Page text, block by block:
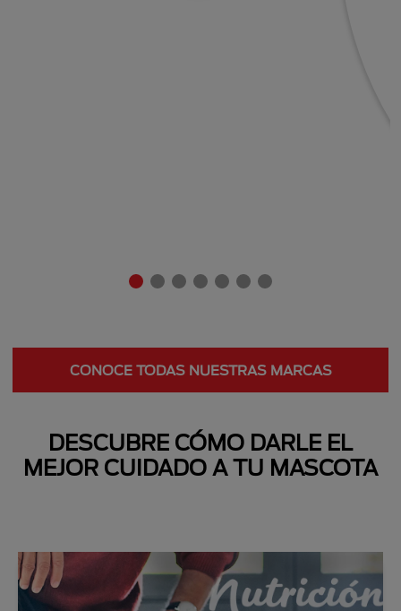
CONOCE TODAS NUESTRAS MARCAS
DESCUBRE CÓMO DARLE EL
MEJOR CUIDADO A TU MASCOTA